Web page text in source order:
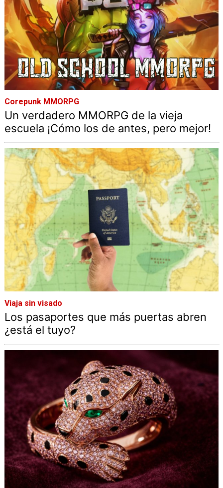
Corepunk MMORPG
Un verdadero MMORPG de la vieja
escuela ¡Cómo los de antes, pero mejor!
Viaja sin visado
Los pasaportes que más puertas abren
¿está el tuyo?